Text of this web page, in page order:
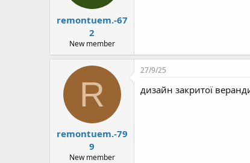
remontuem.-67
2
New member
R
remontuem.-79
9
New member
27/9/25
дизайн закритої